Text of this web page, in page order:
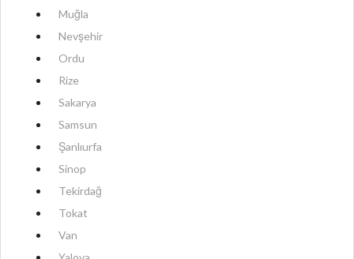
Muğla
Nevşehir
Ordu
Rize
Sakarya
Samsun
Şanlıurfa
Sinop
Tekirdağ
Tokat
Van